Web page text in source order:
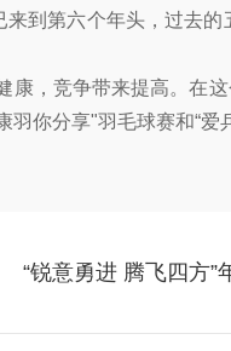
第六个年头，过去的
，竞争带来提高。在这
羽你分享"羽毛球赛和“
“锐意勇进 腾飞四方”